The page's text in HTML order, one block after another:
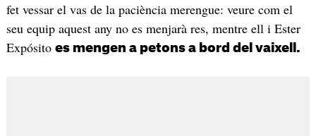
fet vessar el vas de la paciència merengue: veure com el
seu equip aquest any no es menjarà res, mentre ell i Ester
Expósito es mengen a petons a bord del vaixell.